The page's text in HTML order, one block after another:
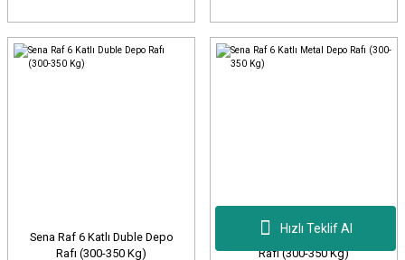
Hızlı Teklif Al
Sena Raf 6 Katlı Duble Depo
Rafı (300-350 Kg)
Sena Raf 6 Katlı Metal Depo
Rafı (300-350 Kg)